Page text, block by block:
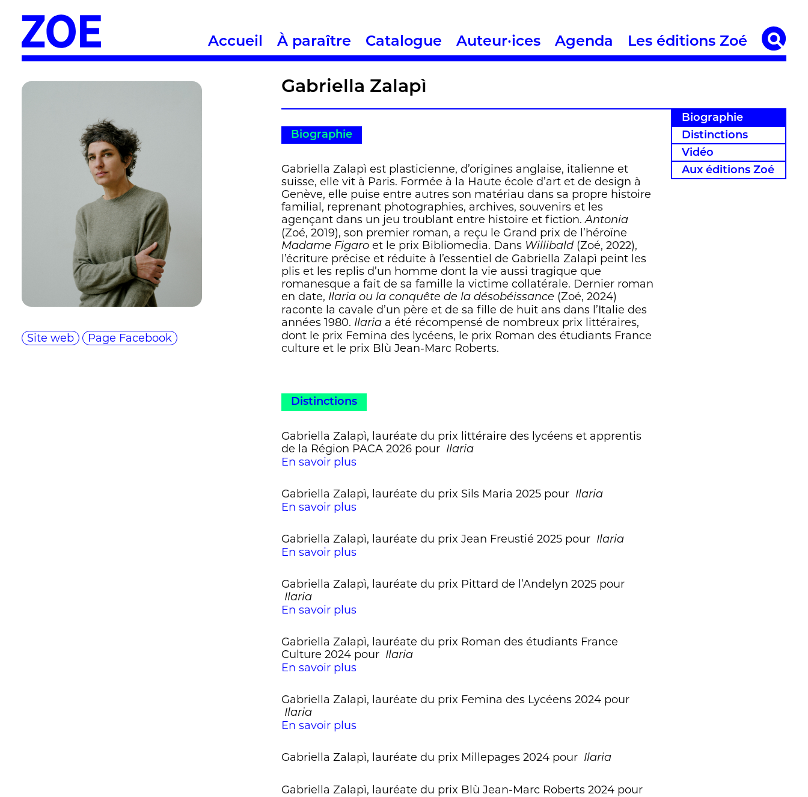
Accueil À paraître Catalogue Auteur·ices Agenda Les éditions Zoé
Site web Page Facebook
Gabriella Zalapì
Biographie
Distinctions
Vidéo
Aux éditions Zoé
Biographie
Gabriella Zalapì est plasticienne, d’origines anglaise, italienne et
suisse, elle vit à Paris. Formée à la Haute école d’art et de design à
Genève, elle puise entre autres son matériau dans sa propre histoire
familial, reprenant photographies, archives, souvenirs et les
agençant dans un jeu troublant entre histoire et fiction.Antonia
(Zoé, 2019), son premier roman, a reçu le Grand prix de l’héroïne
Madame Figaro et le prix Bibliomedia. Dans Willibald (Zoé, 2022),
l’écriture précise et réduite à l’essentiel de Gabriella Zalapì peint les
plis et les replis d’un homme dont la vie aussi tragique que
romanesque a fait de sa famille la victime collatérale. Dernier roman
en date, Ilaria ou la conquête de la désobéissance (Zoé, 2024)
raconte la cavale d’un père et de sa fille de huit ans dans l’Italie des
années 1980. Ilaria a été récompensé de nombreux prix littéraires,
dont le prix Femina des lycéens, le prix Roman des étudiants France
culture et le prix Blù Jean-Marc Roberts.
Distinctions
Gabriella Zalapì, lauréate du prix littéraire des lycéens et apprentis
de la Région PACA 2026 pour Ilaria
En savoir plus
Gabriella Zalapì, lauréate du prix Sils Maria 2025 pour Ilaria
En savoir plus
Gabriella Zalapì, lauréate du prix Jean Freustié 2025 pour Ilaria
En savoir plus
Gabriella Zalapì, lauréate du prix Pittard de l’Andelyn 2025 pour
Ilaria
En savoir plus
Gabriella Zalapì, lauréate du prix Roman des étudiants France
Culture 2024 pour Ilaria
En savoir plus
Gabriella Zalapì, lauréate du prix Femina des Lycéens 2024 pour
Ilaria
En savoir plus
Gabriella Zalapì, lauréate du prix Millepages 2024 pour Ilaria
Gabriella Zalapì, lauréate du prix Blù Jean-Marc Roberts 2024 pour